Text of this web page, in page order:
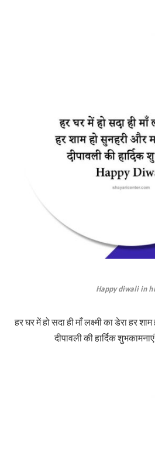
Happy diwali in
हर घर में हो सदा ही माँ लक्ष्मी का डेरा हर
दीपावली की हार्दिक